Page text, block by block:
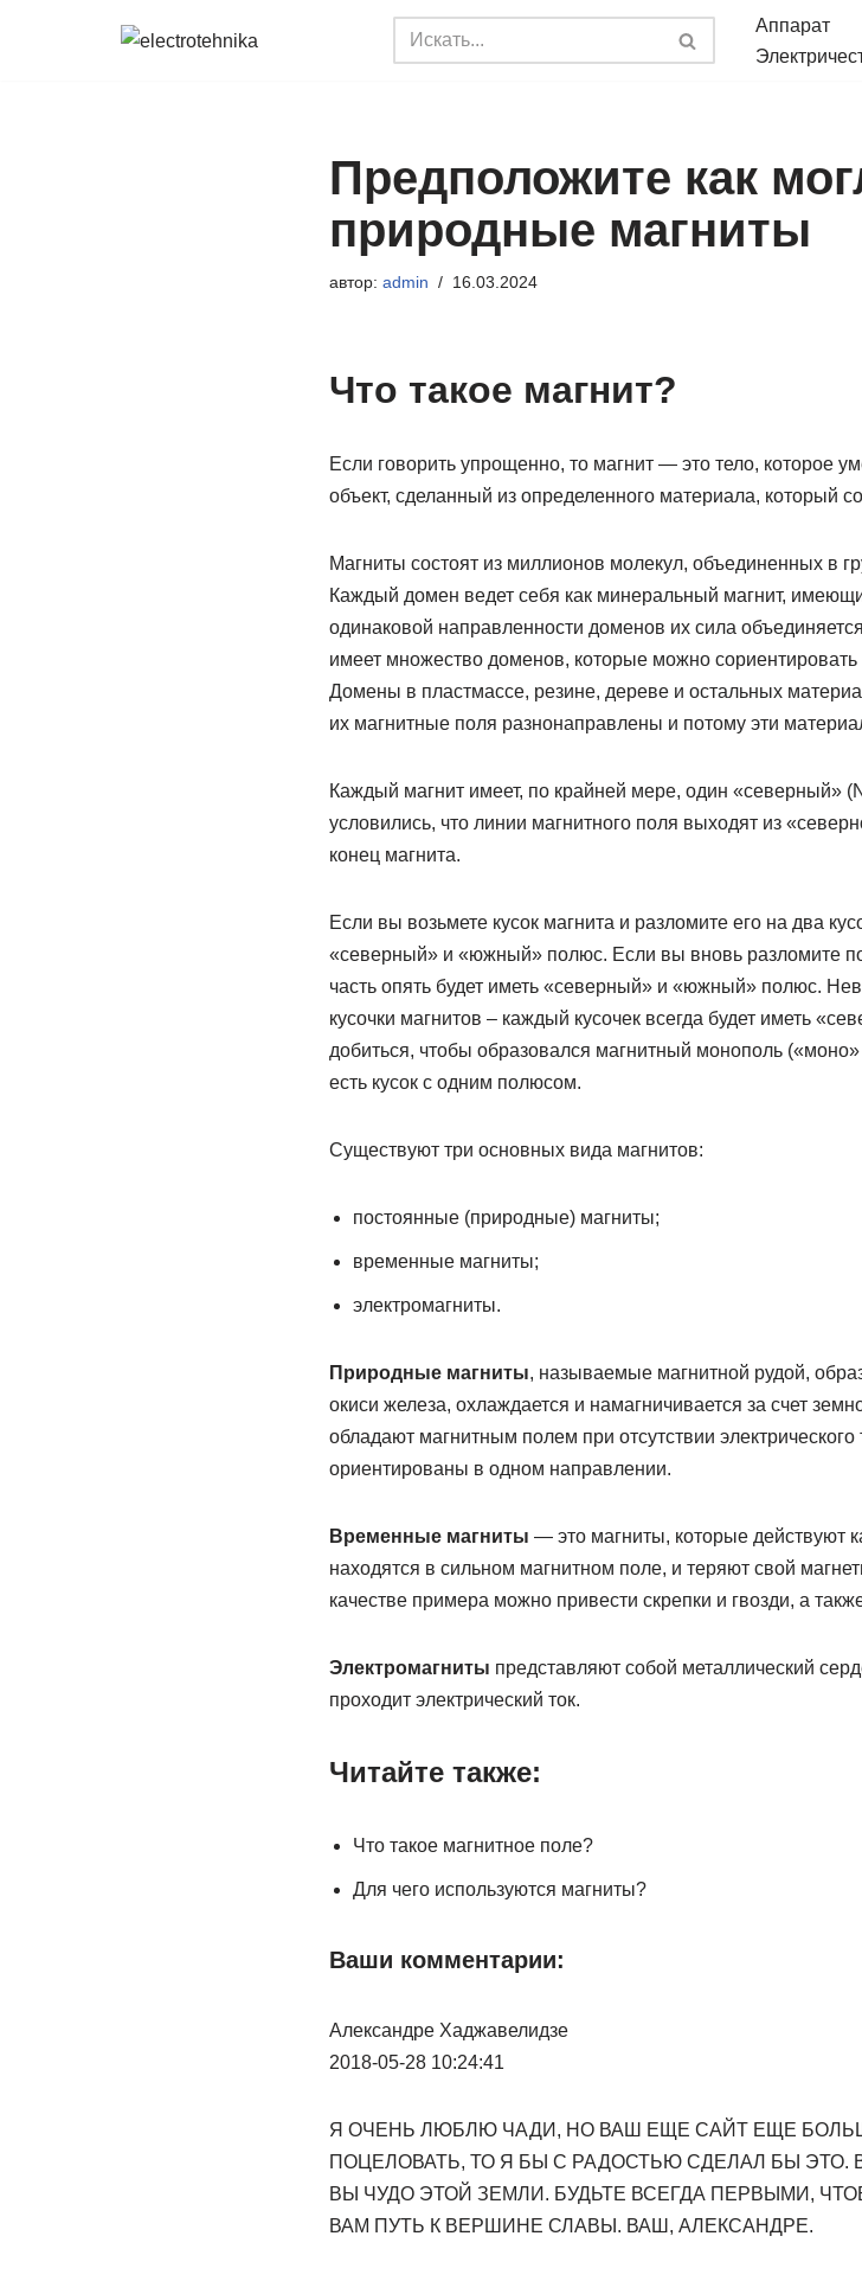
Аппарат
Предположите как
природные магниты
автор: admin 16.03.2024
Что такое магнит?
Если говорить упрощенно, то магнит — это тело, которое
объект, сделанный из определенного материала, который
Магниты состоят из миллионов молекул, объединенных в
Каждый домен ведет себя как минеральный магнит,
одинаковой направленности доменов их сила
имеет множество доменов, которые можно
Домены в пластмассе, резине, дереве и остальных
их магнитные поля разнонаправлены и потому эти
Каждый магнит имеет, по крайней мере, один «северный»
условились, что линии магнитного поля выходят из
конец магнита.
Если вы возьмете кусок магнита и разломите его на два
«северный» и «южный» полюс. Если вы вновь разломите
часть опять будет иметь «северный» и «южный» полюс.
кусочки магнитов – каждый кусочек всегда будет иметь
добиться, чтобы образовался магнитный монополь
есть кусок с одним полюсом.
Существуют три основных вида магнитов:
постоянные (природные) магниты;
временные магниты;
электромагниты.
Природные магниты, называемые магнитной рудой,
окиси железа, охлаждается и намагничивается за счет
обладают магнитным полем при отсутствии
ориентированы в одном направлении.
Временные магниты — это магниты, которые действуют
находятся в сильном магнитном поле, и теряют свой
качестве примера можно привести скрепки и гвозди, а
Электромагниты представляют собой металлический
проходит электрический ток.
Читайте также:
Что такое магнитное поле?
Для чего используются магниты?
Ваши комментарии:
Александре Хаджавелидзе
2018-05-28 10:24:41
Я ОЧЕНЬ ЛЮБЛЮ ЧАДИ, НО ВАШ ЕЩЕ САЙТ ЕЩЕ
ПОЦЕЛОВАТЬ, ТО Я БЫ С РАДОСТЬЮ СДЕЛАЛ БЫ
ВЫ ЧУДО ЭТОЙ ЗЕМЛИ. БУДЬТЕ ВСЕГДА ПЕРВЫМИ,
ВАМ ПУТЬ К ВЕРШИНЕ СЛАВЫ. ВАШ, АЛЕКСАНДРЕ.